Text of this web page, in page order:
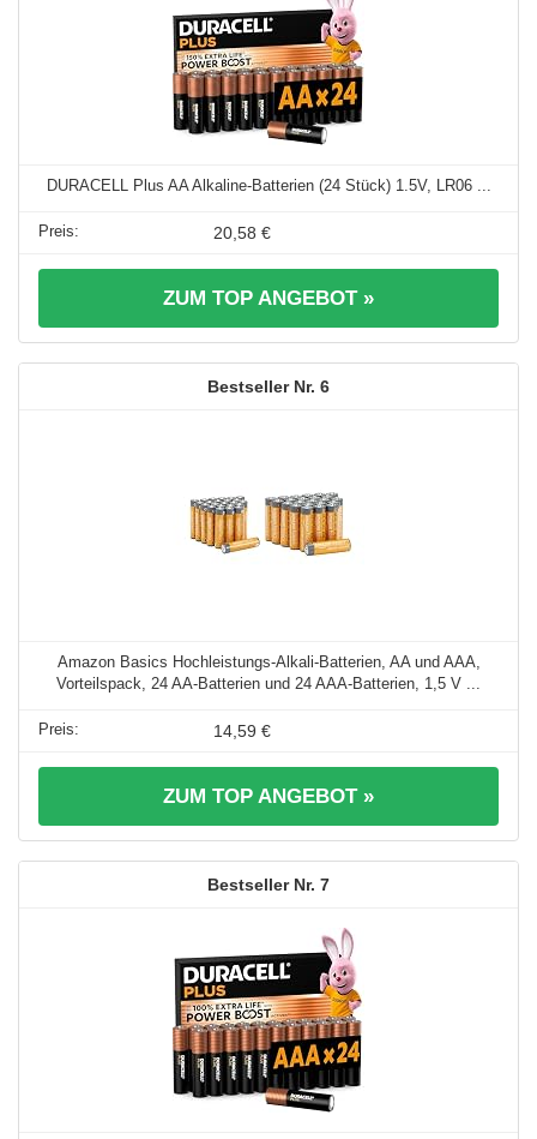
DURACELL Plus AA Alkaline-Batterien (24 Stück) 1.5V, LR06 ...
20,58 €
ZUM TOP ANGEBOT »
6
Amazon Basics Hochleistungs-Alkali-Batterien, AA und AAA,
Vorteilspack, 24 AA-Batterien und 24 AAA-Batterien, 1,5 V ...
14,59 €
ZUM TOP ANGEBOT »
7